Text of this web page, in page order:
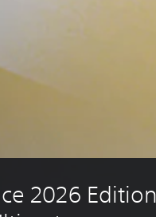
2026